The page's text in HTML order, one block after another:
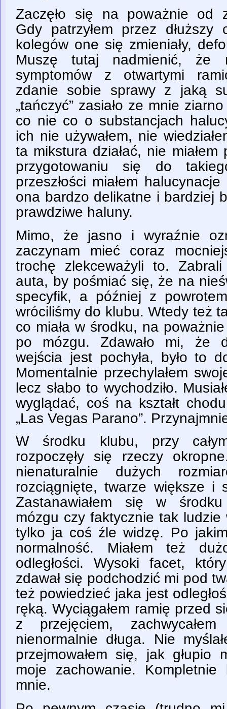
Zaczęło się na poważnie od
Gdy patrzyłem przez
kolegów one się zmieniały,
Muszę tutaj nadmienić, że
symptomów z otwartymi
zdanie sobie sprawy z jaką
„tańczyć” zasiało ze mnie
co nie co o substancjach
ich nie używałem, nie
ta mikstura działać, nie
przygotowaniu się do
przeszłości miałem
ona bardzo delikatne i bardziej
prawdziwe haluny.
Mimo, że jasno i wyraźnie
zaczynam mieć coraz
trochę zlekceważyli to.
auta, by pośmiać się, że na
specyfik, a później z
wróciliśmy do klubu. Wtedy też
co miała w środku, na
po mózgu. Zdawało mi, że
wejścia jest pochyła, było to
Momentalnie przechylałem
lecz słabo to wychodziło.
wyglądać, coś na kształt
„Las Vegas Parano”.
W środku klubu, przy
rozpoczęły się rzeczy
nienaturalnie dużych
rozciągnięte, twarze większe i
Zastanawiałem się w
mózgu czy faktycznie tak
tylko ja coś źle widzę. Po
normalność. Miałem też
odległości. Wysoki facet,
zdawał się podchodzić mi pod
też powiedzieć jaka jest
ręką. Wyciągałem ramię przed
z przejęciem,
nienormalnie długa. Nie
przejmowałem się, jak głupio
moje zachowanie.
mnie.